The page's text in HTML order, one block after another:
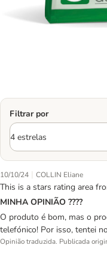
Filtrar por
10/10/24 | COLLIN Eliane
This is a stars rating area
MINHA OPINIÃO ????
O produto é bom, mas o
telefónico! Por isso, tentei
Opinião traduzida. Publicada